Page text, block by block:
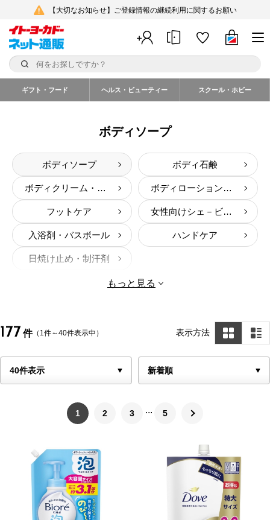
【大切なお知らせ】ご登録情報の継続利用に関するお願い
ギフト・フード ヘルス・ビューティー スクール・ホビー
ボディソープ
ボディソープ ボディ石鹸
ボディクリーム・オイル ボディローション・ミルク
フットケア 女性向けシェ－ビング・剃刀
入浴剤・バスボール ハンドケア
日焼け止め・制汗剤
もっと見る
177 件（1件～40件表示中） 表示方法
1 2 3 5